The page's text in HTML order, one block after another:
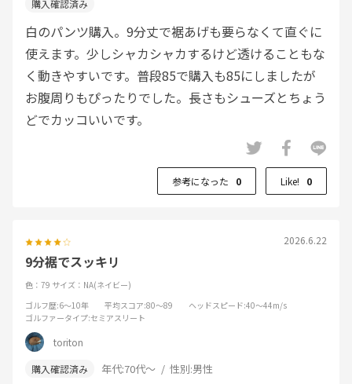
白のパンツ購入。9分丈で裾あげも要らなくて直ぐに
使えます。少しシャカシャカするけど透けることもな
く動きやすいです。普段85で購入も85にしましたが
お腹周りもぴったりでした。長さもシューズとちょう
どでカッコいいです。
参考になった 0 Like! 0
2026.6.22
9分裾でスッキリ
色：79 サイズ：NA(ネイビー)
ゴルフ歴:6～10年 平均スコア:80～89 ヘッドスピード:40～44m/s
ゴルファータイプ:セミアスリート
toriton
年代:70代～ 性別:男性